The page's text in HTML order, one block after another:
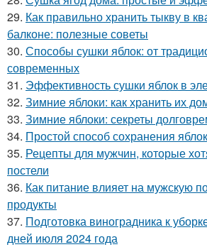
29. Как правильно хранить тыкву в
балконе: полезные советы
30. Способы сушки яблок: от
современных
31. Эффективность сушки яблок в
32. Зимние яблоки: как хранить их
33. Зимние яблоки: секреты
34. Простой способ сохранения
35. Рецепты для мужчин, которые
постели
36. Как питание влияет на мужскую
продукты
37. Подготовка виноградника к
дней июля 2024 года